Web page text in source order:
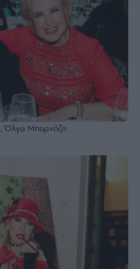
Όλγα Μπορνόζη